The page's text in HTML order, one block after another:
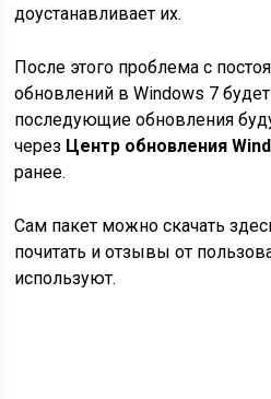
доустанавливает их.
После этого проблема с
обновлений в Windows 7
последующие обновления
через Центр обновления
ранее.
Сам пакет можно скачать
почитать и отзывы от
используют.